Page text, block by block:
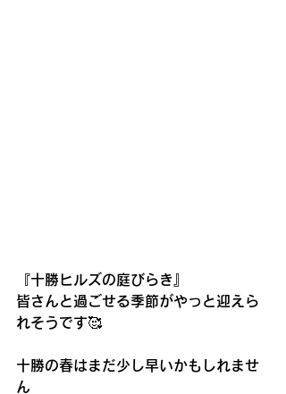
『十勝ヒルズの庭びらき』
皆さんと過ごせる季節がやっと迎えら
れそうです🥰
十勝の春はまだ少し早いかもしれませ
ん